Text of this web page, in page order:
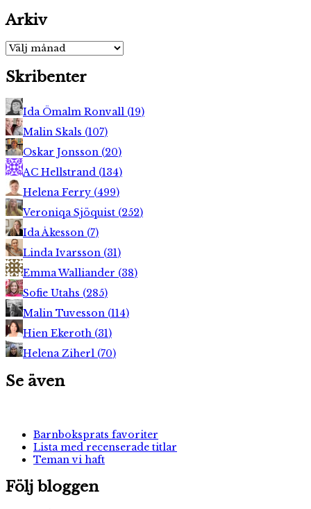
Arkiv
Arkiv
Skribenter
Ida Ömalm Ronvall (19)
Malin Skals (107)
Oskar Jonsson (20)
AC Hellstrand (134)
Helena Ferry (499)
Veroniqa Sjöquist (252)
Ida Åkesson (7)
Linda Ivarsson (31)
Emma Walliander (38)
Sofie Utahs (285)
Malin Tuvesson (114)
Hien Ekeroth (31)
Helena Ziherl (70)
Se även
Barnboksprats favoriter
Lista med recenserade titlar
Teman vi haft
Följ bloggen